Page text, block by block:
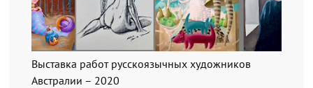
Выставка работ русскоязычных художников
Австралии – 2020